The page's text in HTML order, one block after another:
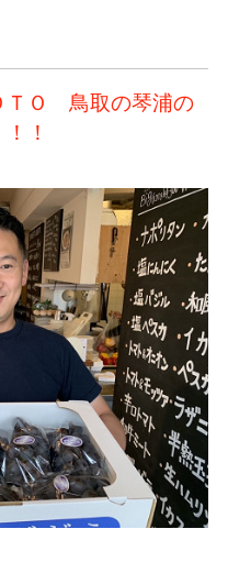
ＴＯ 鳥取の琴浦の
！